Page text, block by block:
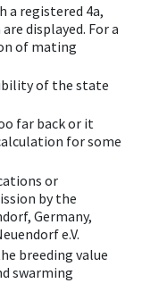
a registered 4a,
displayed. For a
of mating
of the state
far back or it
for some
or
by the
Germany,
e.V.
breeding value
swarming